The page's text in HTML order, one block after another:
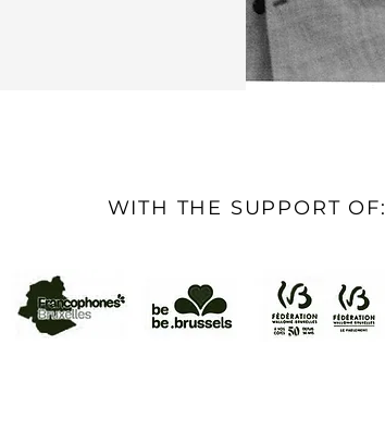
WITH THE SUPPORT OF: